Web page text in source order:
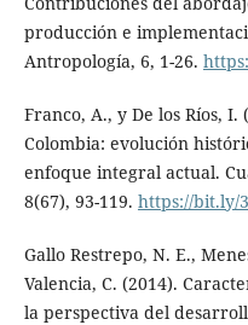
producción e
Antropología, 6, 1-26.
Franco, A., y De los Ríos,
Colombia: evolución
enfoque integral actual.
8(67), 93-119. https://bit.ly/
Gallo Restrepo, N. E.,
Valencia, C. (2014).
la perspectiva del